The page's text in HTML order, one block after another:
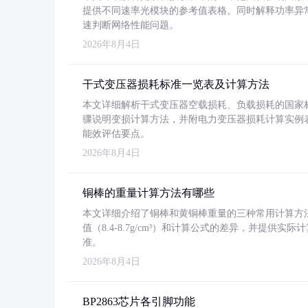
提供不同速率光模块的参考值表格。同时解释功率
速判断网络性能问题。
2026年8月4日
干式变压器损耗标准一览表及计算方法
本文详细解析干式变压器空载损耗、负载损耗的国家
骤说明变损计算方法，并附电力变压器损耗计算实
能效评估要点。
2026年8月4日
铜棒的重量计算方法有哪些
本文详细介绍了铜棒和黄铜棒重量的三种常用计算
值（8.4-8.7g/cm³）和计算公式的差异，并提供实际
准。
2026年8月4日
BP2863芯片各引脚功能